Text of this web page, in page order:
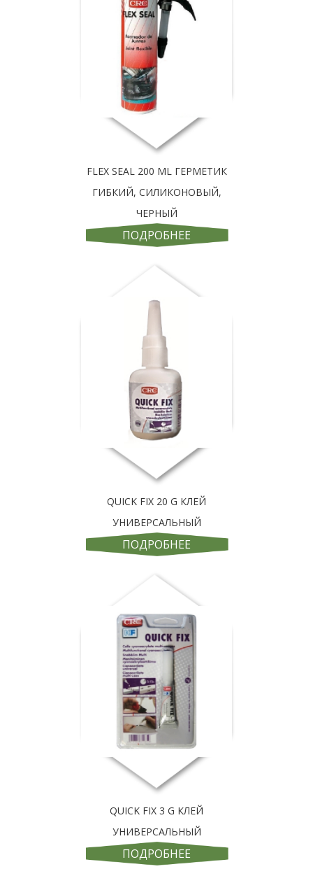
FLEX SEAL 200 ML ГЕРМЕТИК
ГИБКИЙ, СИЛИКОНОВЫЙ,
ЧЕРНЫЙ
ПОДРОБНЕЕ
QUICK FIX 20 G КЛЕЙ
УНИВЕРСАЛЬНЫЙ
ПОДРОБНЕЕ
QUICK FIX 3 G КЛЕЙ
УНИВЕРСАЛЬНЫЙ
ПОДРОБНЕЕ